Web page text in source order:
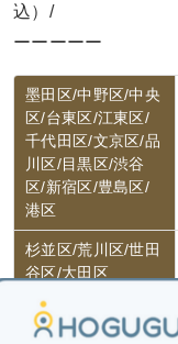
込）/
ーーーーー
墨田区/中野区/中央
区/台東区/江東区/
千代田区/文京区/品
川区/目黒区/渋谷
区/新宿区/豊島区/
港区
杉並区/荒川区/世田
谷区/大田区
葛飾区/足立区/北
区/江戸川区/板橋